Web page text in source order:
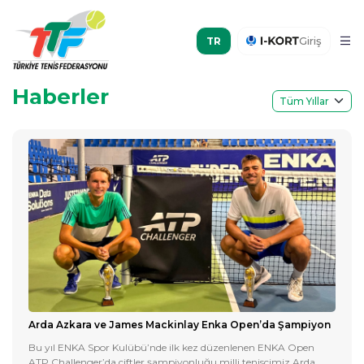
Giriş
Haberler
Arda Azkara ve James Mackinlay Enka Open’da Şampiyon
Bu yıl ENKA Spor Kulübü’nde ilk kez düzenlenen ENKA Open